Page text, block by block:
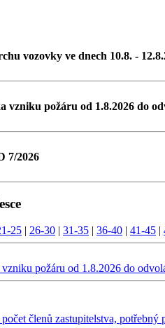
vozovky ve dnech 10.8. -
vzniku požáru od 1.8.2026 do
7/2026
25 26-30 31-35 36-40 41-45
požáru od 1.8.2026 do
členů zastupitelstva, potřebný